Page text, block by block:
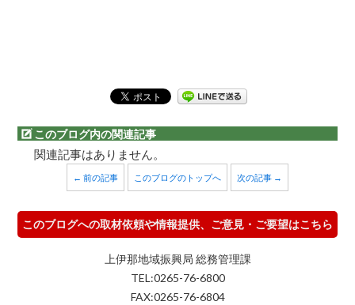
このブログ内の関連記事
関連記事はありません。
← 前の記事 このブログのトップへ 次の記事 →
このブログへの取材依頼や情報提供、ご意見・ご要望はこちら
上伊那地域振興局 総務管理課
TEL:0265-76-6800
FAX:0265-76-6804